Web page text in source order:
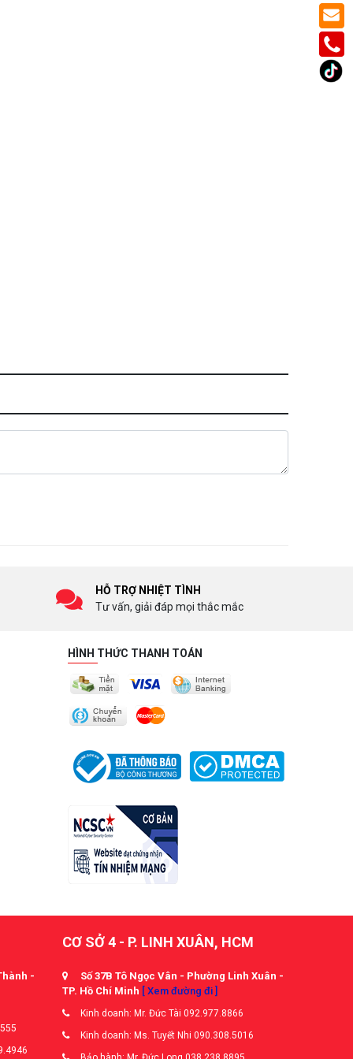
HỖ TRỢ NHIỆT TÌNH
Tư vấn, giải đáp mọi thắc mắc
HÌNH THỨC THANH TOÁN
-
CƠ SỞ 4 - P. LINH XUÂN, HCM
Số 37B Tô Ngọc Vân - Phường Linh Xuân -
TP. Hồ Chí Minh [ Xem đường đi ]
Kinh doanh: Mr. Đức Tài 092.977.8866
Kinh doanh: Ms. Tuyết Nhi 090.308.5016